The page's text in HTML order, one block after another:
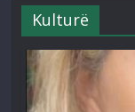
Kulturë